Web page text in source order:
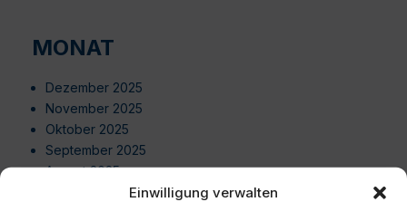
Einwilligung verwalten
MONAT
Dezember 2025
November 2025
Oktober 2025
September 2025
August 2025